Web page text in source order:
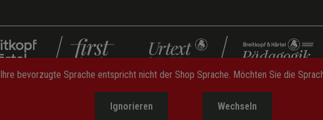
Widerrufsformular Datenschutz — AGB
Ihre bevorzugte Sprache entspricht nicht der Shop Sprache. Möchten Sie die
Ignorieren Wechseln